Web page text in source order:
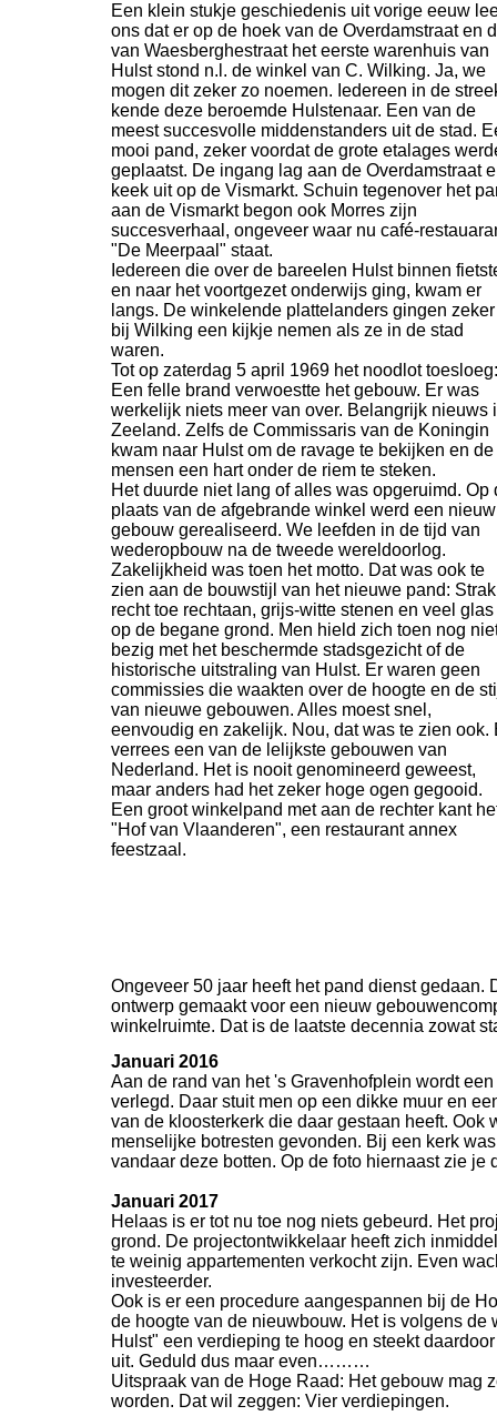
Januari 2016
Aan de rand van het 's Gravenhofplein wordt
verlegd. Daar stuit men op een dikke muur en
van de kloosterkerk die daar gestaan heeft. Ook
menselijke botresten gevonden. Bij een kerk
vandaar deze botten. Op de foto hiernaast zie je
Januari 2017
Helaas is er tot nu toe nog niets gebeurd. Het
grond. De projectontwikkelaar heeft zich
te weinig appartementen verkocht zijn. Even
investeerder.
Ook is er een procedure aangespannen bij de
de hoogte van de nieuwbouw. Het is volgens de
Hulst" een verdieping te hoog en steekt
uit. Geduld dus maar even………
Uitspraak van de Hoge Raad: Het gebouw mag
worden. Dat wil zeggen: Vier verdiepingen.
Een klein stukje geschiedenis uit vorige eeuw
ons dat er op de hoek van de Overdamstraat en
van Waesberghestraat het eerste warenhuis van
Hulst stond n.l. de winkel van C. Wilking. Ja, we
mogen dit zeker zo noemen. Iedereen in de
kende deze beroemde Hulstenaar. Een van de
meest succesvolle middenstanders uit de stad.
mooi pand, zeker voordat de grote etalages
geplaatst. De ingang lag aan de Overdamstraat
keek uit op de Vismarkt. Schuin tegenover het
aan de Vismarkt begon ook Morres zijn
succesverhaal, ongeveer waar nu café-
"De Meerpaal" staat.
Iedereen die over de bareelen Hulst binnen
en naar het voortgezet onderwijs ging, kwam er
langs. De winkelende plattelanders gingen zeker
bij Wilking een kijkje nemen als ze in de stad
waren.
Tot op zaterdag 5 april 1969 het noodlot toesloeg:
Een felle brand verwoestte het gebouw. Er was
werkelijk niets meer van over. Belangrijk nieuws
Zeeland. Zelfs de Commissaris van de Koningin
kwam naar Hulst om de ravage te bekijken en de
mensen een hart onder de riem te steken.
Het duurde niet lang of alles was opgeruimd. Op
plaats van de afgebrande winkel werd een nieuw
gebouw gerealiseerd. We leefden in de tijd van
wederopbouw na de tweede wereldoorlog.
Zakelijkheid was toen het motto. Dat was ook te
zien aan de bouwstijl van het nieuwe pand:
recht toe rechtaan, grijs-witte stenen en veel glas
op de begane grond. Men hield zich toen nog
bezig met het beschermde stadsgezicht of de
historische uitstraling van Hulst. Er waren geen
commissies die waakten over de hoogte en de
van nieuwe gebouwen. Alles moest snel,
eenvoudig en zakelijk. Nou, dat was te zien ook.
verrees een van de lelijkste gebouwen van
Nederland. Het is nooit genomineerd geweest,
maar anders had het zeker hoge ogen gegooid.
Een groot winkelpand met aan de rechter kant
"Hof van Vlaanderen", een restaurant annex
feestzaal.
Ongeveer 50 jaar heeft het pand dienst gedaan.
ontwerp gemaakt voor een nieuw
winkelruimte. Dat is de laatste decennia zowat